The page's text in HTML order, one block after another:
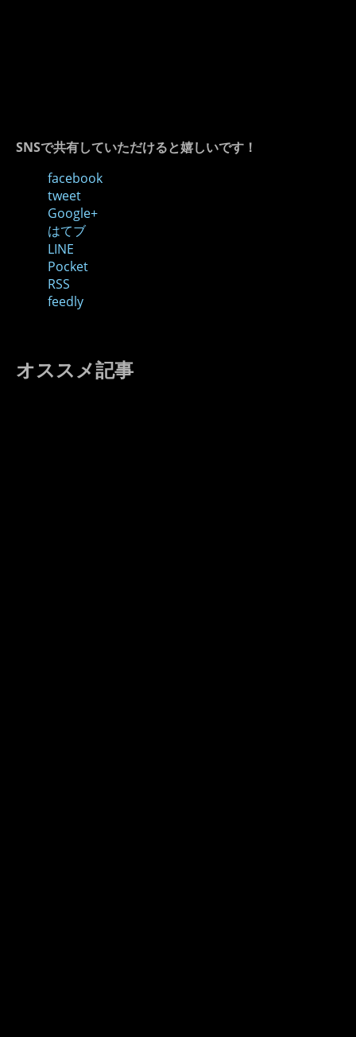
SNSで共有していただけると嬉しいです！
facebook
tweet
Google+
はてブ
LINE
Pocket
RSS
feedly
オススメ記事